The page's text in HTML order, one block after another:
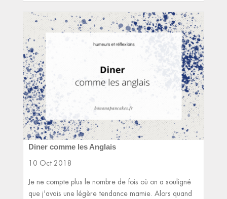
Diner comme les Anglais
10 Oct 2018
Je ne compte plus le nombre de fois où on a souligné
que j'avais une légère tendance mamie. Alors quand